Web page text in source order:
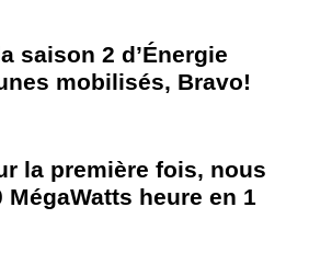
saison 2 d’Énergie
mobilisés, Bravo!
la première fois, nous
heure en 1